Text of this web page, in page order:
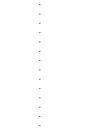
-
-
-
-
-
-
-
-
-
-
-
-
-
-